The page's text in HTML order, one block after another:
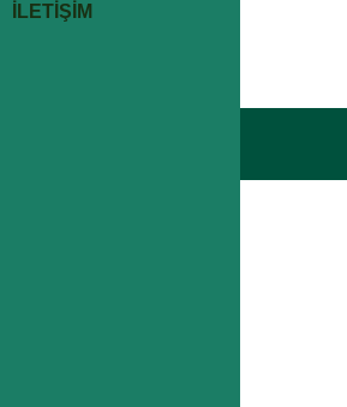
İLETİŞİM